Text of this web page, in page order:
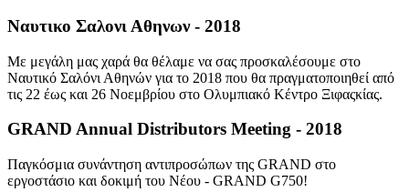
Ναυτικο Σαλονι Αθηνων - 2018
Mε μεγάλη μας χαρά θα θέλαμε να σας προσκαλέσουμε στο
Ναυτικό Σαλόνι Αθηνών για το 2018 που θα πραγματοποιηθεί από
τις 22 έως και 26 Νοεμβρίου στο Ολυμπιακό Κέντρο Ξιφαςκίας.
GRAND Annual Distributors Meeting - 2018
Παγκόσμια συνάντηση αντιπροσώπων της GRAND στο
εργοστάσιο και δοκιμή του Νέου - GRAND G750!